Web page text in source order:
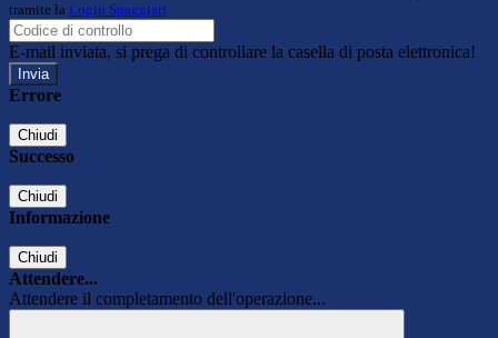
tramite la Login Spaggiari
E-mail inviata, si prega di controllare la casella di posta elettronica!
Errore
Chiudi
Successo
Chiudi
Informazione
Chiudi
Attendere...
Attendere il completamento dell'operazione...